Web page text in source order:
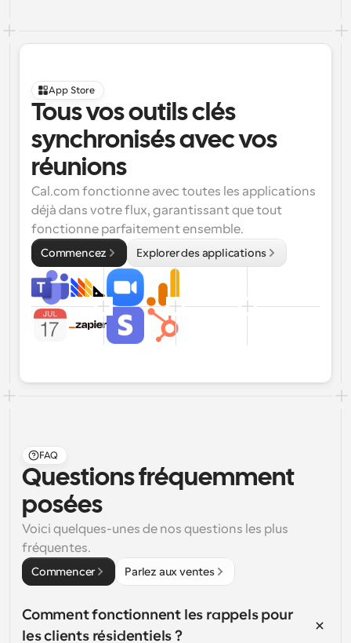
App Store
Tous vos outils clés
synchronisés avec vos
réunions
Cal.com fonctionne avec toutes les applications
déjà dans votre flux, garantissant que tout
fonctionne parfaitement ensemble.
Commencez Explorer des applications
FAQ
Questions fréquemment
posées
Voici quelques-unes de nos questions les plus
fréquentes.
Commencer Parlez aux ventes
Comment fonctionnent les rappels pour
les clients résidentiels ?